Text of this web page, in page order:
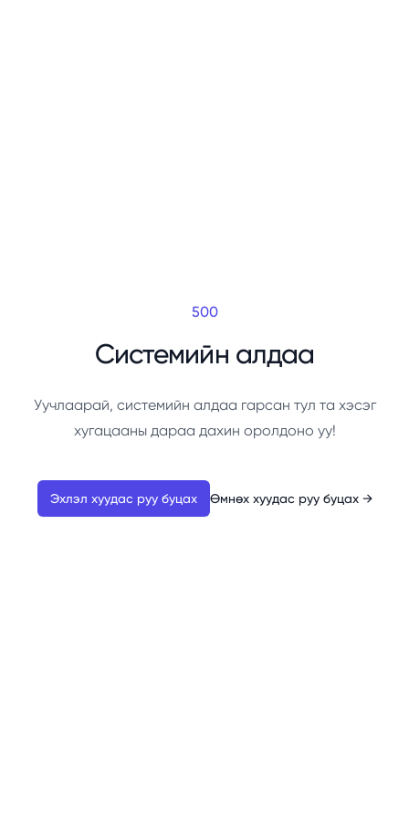
500
Системийн алдаа
Уучлаарай, системийн алдаа гарсан тул та хэсэг
хугацааны дараа дахин оролдоно уу!
Эхлэл хуудас руу буцах Өмнөх хуудас руу буцах →